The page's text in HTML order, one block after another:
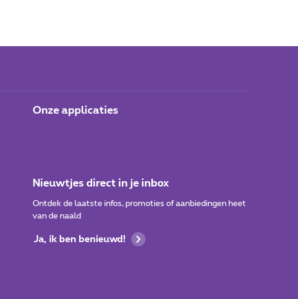
Onze applicaties
Nieuwtjes direct in je inbox
Ontdek de laatste infos, promoties of aanbiedingen heet
van de naald
Ja, ik ben benieuwd!